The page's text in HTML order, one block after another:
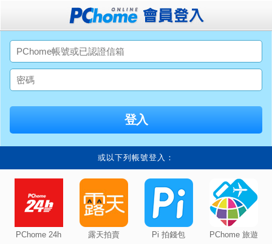
或以下列帳號登入：
PChome 24h 露天拍賣 Pi 拍錢包 PChome 旅遊